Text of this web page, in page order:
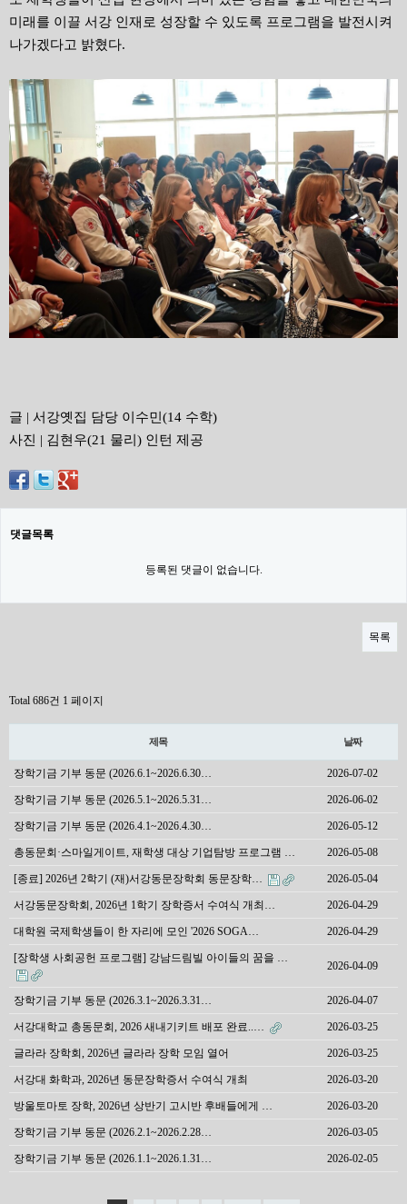
미래를 이끌 서강 인재로 성장할 수 있도록 프로그램을 발전시켜
나가겠다고 밝혔다.
글 | 서강옛집 담당 이수민(14 수학)
사진 | 김현우(21 물리) 인턴 제공
댓글목록
등록된 댓글이 없습니다.
목록
Total 686건 1 페이지
제목 날짜
장학기금 기부 동문 (2026.6.1~2026.6.30… 2026-07-02
장학기금 기부 동문 (2026.5.1~2026.5.31… 2026-06-02
장학기금 기부 동문 (2026.4.1~2026.4.30… 2026-05-12
총동문회·스마일게이트, 재학생 대상 기업탐방 프로그램 … 2026-05-08
[종료] 2026년 2학기 (재)서강동문장학회 동문장학… 2026-05-04
서강동문장학회, 2026년 1학기 장학증서 수여식 개최… 2026-04-29
대학원 국제학생들이 한 자리에 모인 '2026 SOGA… 2026-04-29
[장학생 사회공헌 프로그램] 강남드림빌 아이들의 꿈을 …
2026-04-09
장학기금 기부 동문 (2026.3.1~2026.3.31… 2026-04-07
서강대학교 총동문회, 2026 새내기키트 배포 완료..… 2026-03-25
글라라 장학회, 2026년 글라라 장학 모임 열어 2026-03-25
서강대 화학과, 2026년 동문장학증서 수여식 개최 2026-03-20
방울토마토 장학, 2026년 상반기 고시반 후배들에게 … 2026-03-20
장학기금 기부 동문 (2026.2.1~2026.2.28… 2026-03-05
장학기금 기부 동문 (2026.1.1~2026.1.31… 2026-02-05